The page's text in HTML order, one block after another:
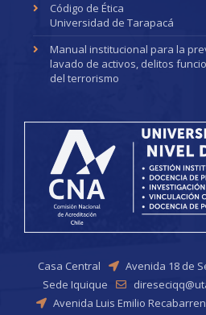
Código de Ética
Universidad de Tarapacá
Manual institucional para la
lavado de activos, delitos
del terrorismo
Casa Central
Avenida 18 de
Sede Iquique
Avenida Luis Emilio